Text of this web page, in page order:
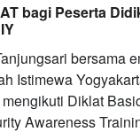
bagi Peserta
bersama
Istimewa
Diklat
Awareness